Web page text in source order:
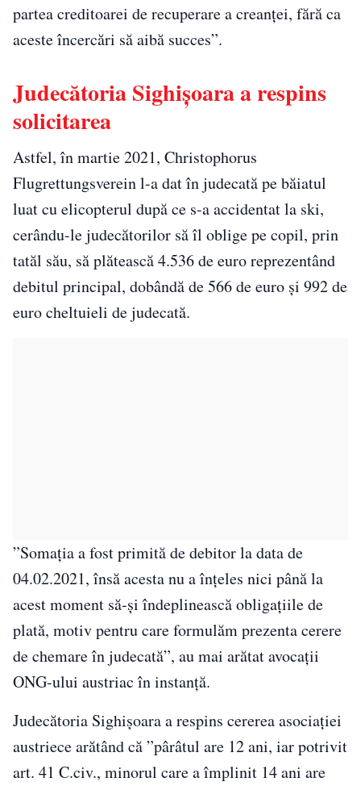
partea creditoarei de recuperare a creanţei, fără ca
aceste încercări să aibă succes”.
Judecătoria Sighişoara a respins
solicitarea
Astfel, în martie 2021, Christophorus
Flugrettungsverein l-a dat în judecată pe băiatul
luat cu elicopterul după ce s-a accidentat la ski,
cerându-le judecătorilor să îl oblige pe copil, prin
tatăl său, să plătească 4.536 de euro reprezentând
debitul principal, dobândă de 566 de euro şi 992 de
euro cheltuieli de judecată.
”Somaţia a fost primită de debitor la data de
04.02.2021, însă acesta nu a înţeles nici până la
acest moment să-şi îndeplinească obligaţiile de
plată, motiv pentru care formulăm prezenta cerere
de chemare în judecată”, au mai arătat avocaţii
ONG-ului austriac în instanţă.
Judecătoria Sighişoara a respins cererea asociaţiei
austriece arătând că ”pârâtul are 12 ani, iar potrivit
art. 41 C.civ., minorul care a împlinit 14 ani are